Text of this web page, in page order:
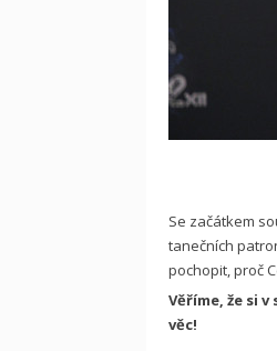
Se začátkem
tanečních
pochopit, proč
Věříme, že si
věc!